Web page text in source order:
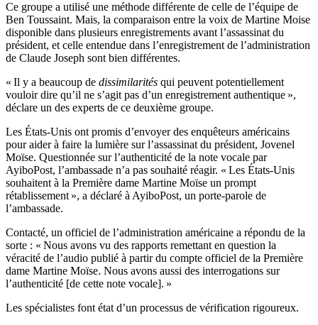
Ce groupe a utilisé une méthode différente de celle de l’équipe de
Ben Toussaint. Mais, la comparaison entre la voix de Martine Moise
disponible dans plusieurs enregistrements avant l’assassinat du
président, et celle entendue dans l’enregistrement de l’administration
de Claude Joseph sont bien différentes.
« Il y a beaucoup de dissimilarités qui peuvent potentiellement
vouloir dire qu’il ne s’agit pas d’un enregistrement authentique »,
déclare un des experts de ce deuxième groupe.
Les États-Unis ont promis d’envoyer des enquêteurs américains
pour aider à faire la lumière sur l’assassinat du président, Jovenel
Moïse. Questionnée sur l’authenticité de la note vocale par
AyiboPost, l’ambassade n’a pas souhaité réagir. « Les États-Unis
souhaitent à la Première dame Martine Moïse un prompt
rétablissement », a déclaré à AyiboPost, un porte-parole de
l’ambassade.
Contacté, un officiel de l’administration américaine a répondu de la
sorte : « Nous avons vu des rapports remettant en question la
véracité de l’audio publié à partir du compte officiel de la Première
dame Martine Moïse. Nous avons aussi des interrogations sur
l’authenticité [de cette note vocale]. »
Les spécialistes font état d’un processus de vérification rigoureux.